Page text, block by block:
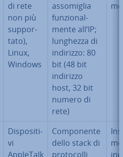
di rete
non più
sup­por­
ta­to),
Linux,
Windows
as­so­mi­glia
fun­zio­nal­
men­te all‘IP;
lunghezza di
indirizzo: 80
bit (48 bit
indirizzo
host, 32 bit
numero di
rete)
Di­spo­si­ti­
vi
AppleTalk
Com­po­nen­te
dello stack di
pro­to­col­li